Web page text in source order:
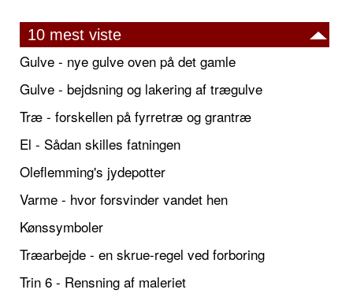
10 mest viste
Gulve - nye gulve oven på det gamle
Gulve - bejdsning og lakering af trægulve
Træ - forskellen på fyrretræ og grantræ
El - Sådan skilles fatningen
Oleflemming's jydepotter
Varme - hvor forsvinder vandet hen
Kønssymboler
Træarbejde - en skrue-regel ved forboring
Trin 6 - Rensning af maleriet